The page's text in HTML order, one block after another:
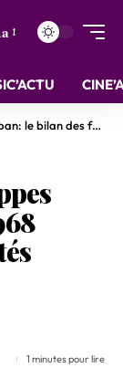
des frappes israéliennes monte à 968 morts selon les autorités sanitaires
1 minutes pour lire